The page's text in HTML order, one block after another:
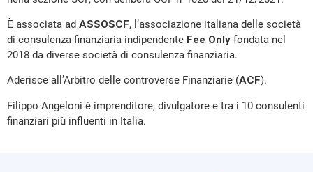
È associata ad ASSOSCF, l’associazione italiana delle società
di consulenza finanziaria indipendente Fee Only fondata nel
2018 da diverse società di consulenza finanziaria.
Aderisce all’Arbitro delle controverse Finanziarie (ACF).
Filippo Angeloni è imprenditore, divulgatore e tra i 10 consulenti
finanziari più influenti in Italia.